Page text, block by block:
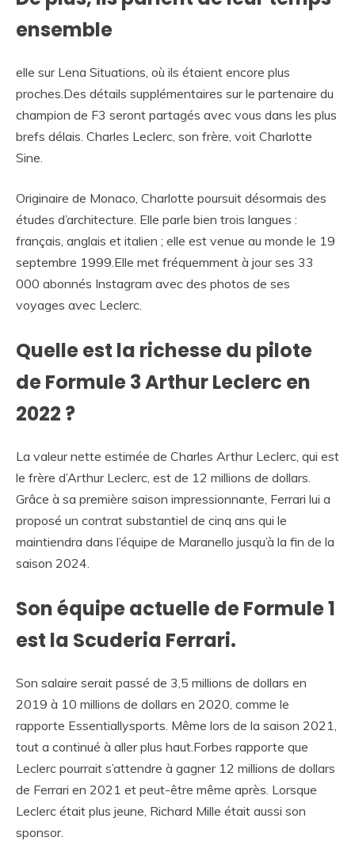
ensemble
elle sur Lena Situations, où ils étaient encore plus
proches.Des détails supplémentaires sur le partenaire du
champion de F3 seront partagés avec vous dans les plus
brefs délais. Charles Leclerc, son frère, voit Charlotte
Sine.
Originaire de Monaco, Charlotte poursuit désormais des
études d’architecture. Elle parle bien trois langues :
français, anglais et italien ; elle est venue au monde le 19
septembre 1999.Elle met fréquemment à jour ses 33
000 abonnés Instagram avec des photos de ses
voyages avec Leclerc.
Quelle est la richesse du pilote
de Formule 3 Arthur Leclerc en
2022 ?
La valeur nette estimée de Charles Arthur Leclerc, qui est
le frère d’Arthur Leclerc, est de 12 millions de dollars.
Grâce à sa première saison impressionnante, Ferrari lui a
proposé un contrat substantiel de cinq ans qui le
maintiendra dans l’équipe de Maranello jusqu’à la fin de la
saison 2024.
Son équipe actuelle de Formule 1
est la Scuderia Ferrari.
Son salaire serait passé de 3,5 millions de dollars en
2019 à 10 millions de dollars en 2020, comme le
rapporte Essentiallysports. Même lors de la saison 2021,
tout a continué à aller plus haut.Forbes rapporte que
Leclerc pourrait s’attendre à gagner 12 millions de dollars
de Ferrari en 2021 et peut-être même après. Lorsque
Leclerc était plus jeune, Richard Mille était aussi son
sponsor.